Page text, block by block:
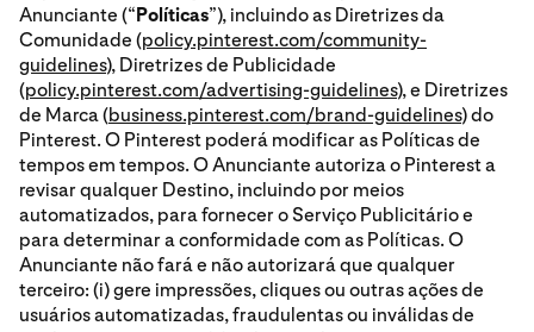
Anunciante (“ Políticas”), incluindo as Diretrizes da
Comunidade (policy.pinterest.com/community-
guidelines), Diretrizes de Publicidade
(policy.pinterest.com/advertising-guidelines), e Diretrizes
de Marca (business.pinterest.com/brand-guidelines) do
Pinterest. O Pinterest poderá modificar as Políticas de
tempos em tempos. O Anunciante autoriza o Pinterest a
revisar qualquer Destino, incluindo por meios
automatizados, para fornecer o Serviço Publicitário e
para determinar a conformidade com as Políticas. O
Anunciante não fará e não autorizará que qualquer
terceiro: (i) gere impressões, cliques ou outras ações de
usuários automatizadas, fraudulentas ou inválidas de